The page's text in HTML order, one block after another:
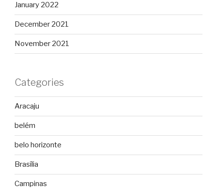
January 2022
December 2021
November 2021
Categories
Aracaju
belém
belo horizonte
Brasília
Campinas